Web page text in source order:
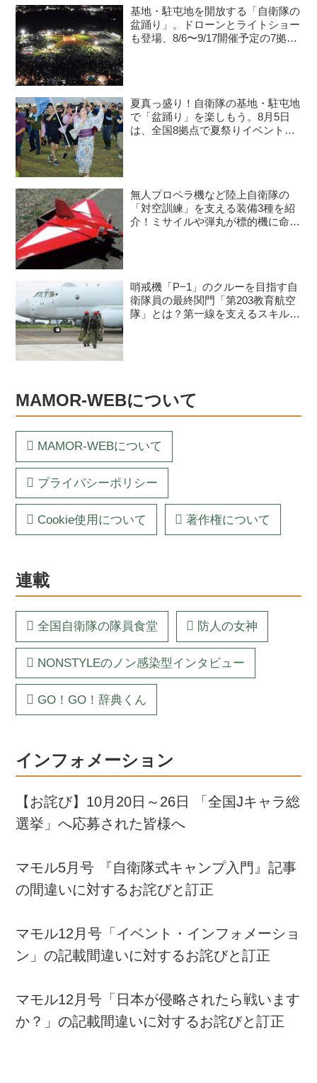
基地・駐屯地を開放する「自衛隊の
盆踊り」。ドローンとライトショー
も登場、8/6〜9/17開催予定の7拠点
夏真っ盛り！自衛隊の基地・駐屯地
で「盆踊り」を楽しもう。8月5日
は、全国8拠点で夏祭りイベントが
無人プロペラ機など陸上自衛隊の
「対空訓練」を支える装備3種を紹
介！ミサイルや弾丸が標的機に命中
哨戒機「P−1」のクルーを目指す自
衛隊員の最終関門「第203教育航空
隊」とは？第一線を支えるスキルを
MAMOR-WEBについて
MAMOR-WEBについて
プライバシーポリシー
Cookie使用について 著作権について
連載
全国自衛隊の隊員食堂 防人の女神
NONSTYLEのノン感染型インタビュー
GO！GO！辞典くん
インフォメーション
【お詫び】10月20日～26日 「全国Jキャラ総
選挙」へ応募された皆様へ
マモル5月号 『自衛隊式キャンプ入門』記事
の間違いに対するお詫びと訂正
マモル12月号「イベント・インフォメーショ
ン」の記載間違いに対するお詫びと訂正
マモル12月号「日本が侵略されたら戦います
か？」の記載間違いに対するお詫びと訂正